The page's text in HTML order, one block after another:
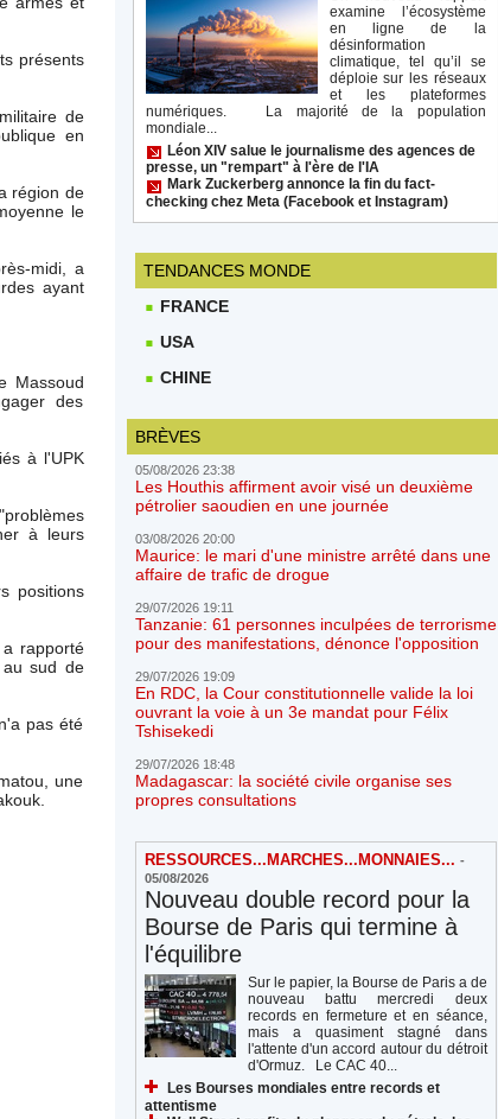
présents
de
en
région de
le
midi, a
ayant
Massoud
des
à l'UPK
à leurs
positions
rapporté
sud de
pas été
une
examine l’écosystème
en ligne de la
désinformation
climatique, tel qu’il se
déploie sur les réseaux
et les plateformes
numériques. La majorité de la population
mondiale...
Léon XIV salue le journalisme des agences de
presse, un "rempart" à l'ère de l'IA
Mark Zuckerberg annonce la fin du fact-
checking chez Meta (Facebook et Instagram)
TENDANCES MONDE
FRANCE
USA
CHINE
BRÈVES
05/08/2026 23:38
Les Houthis affirment avoir visé un deuxième
pétrolier saoudien en une journée
03/08/2026 20:00
Maurice: le mari d'une ministre arrêté dans une
affaire de trafic de drogue
29/07/2026 19:11
Tanzanie: 61 personnes inculpées de terrorisme
pour des manifestations, dénonce l'opposition
29/07/2026 19:09
En RDC, la Cour constitutionnelle valide la loi
ouvrant la voie à un 3e mandat pour Félix
Tshisekedi
29/07/2026 18:48
Madagascar: la société civile organise ses
propres consultations
RESSOURCES...MARCHES...MONNAIES... -
05/08/2026
Nouveau double record pour la
Bourse de Paris qui termine à
l'équilibre
Sur le papier, la Bourse de Paris a de
nouveau battu mercredi deux
records en fermeture et en séance,
mais a quasiment stagné dans
l'attente d'un accord autour du détroit
d'Ormuz. Le CAC 40...
Les Bourses mondiales entre records et
attentisme